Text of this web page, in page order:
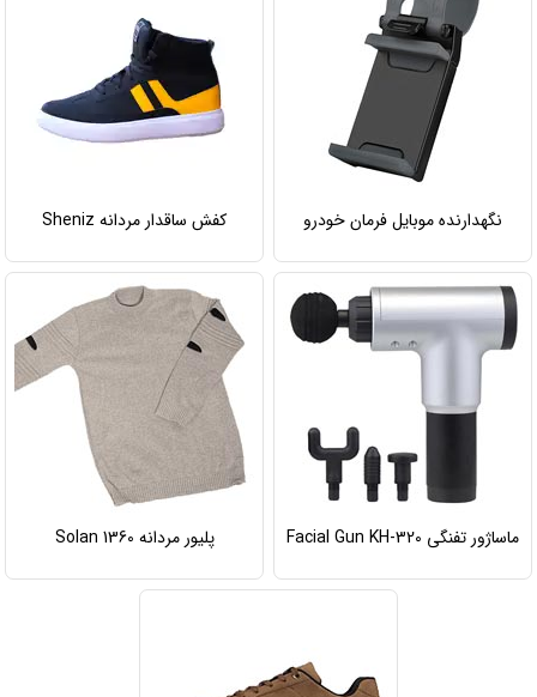
نگهدارنده موبایل فرمان خودرو کفش ساقدار مردانه Sheniz
ماساژور تفنگی Facial Gun KH-320 پلیور مردانه Solan 1360